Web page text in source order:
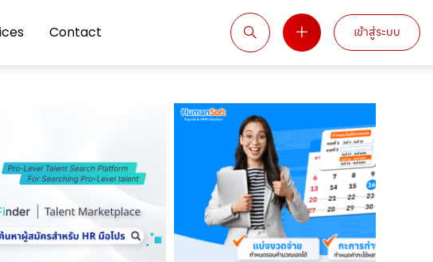
Contact เข้าสู่ระบบ